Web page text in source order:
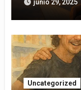
junio 29, 2025
Uncategorized